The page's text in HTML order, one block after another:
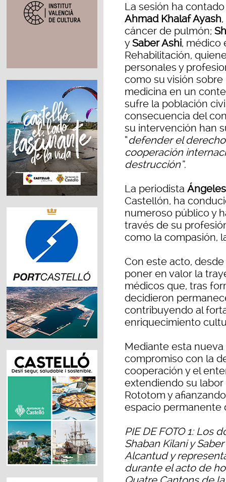
La sesión ha
Ahmad Khalaf Ayash
cáncer de pulmón;
ySaber Ashi, médico
Rehabilitación,
personales y
como su visión
medicina en un
sufre la población
consecuencia del
su intervención han
“defender el
cooperación
destrucción”.
La periodista
Castellón, ha
numeroso público y
través de su
como la compasión,
Con este acto,
poner en valor la
médicos que, tras
decidieron
contribuyendo al
enriquecimiento
Mediante esta
compromiso con la
cooperación y el
extendiendo su labor
Rototom y
espacio permanente
PIE DE FOTO 1: Los
Shaban Kilani y
Alcantud y
durante el acto de